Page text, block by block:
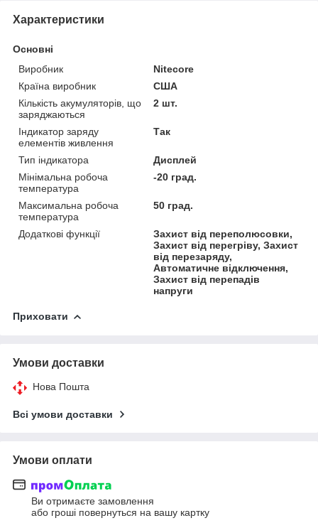
Характеристики
Основні
Виробник
Nitecore
Країна виробник
США
Кількість акумуляторів, що
заряджаються
2 шт.
Індикатор заряду
елементів живлення
Так
Тип індикатора
Дисплей
Мінімальна робоча
температура
-20 град.
Максимальна робоча
температура
50 град.
Додаткові функції
Захист від переполюсовки,
Захист від перегріву, Захист
від перезаряду,
Автоматичне відключення,
Захист від перепадів
напруги
Приховати
Умови доставки
Нова Пошта
Всі умови доставки
Умови оплати
Ви отримаєте замовлення
або гроші повернуться на вашу картку